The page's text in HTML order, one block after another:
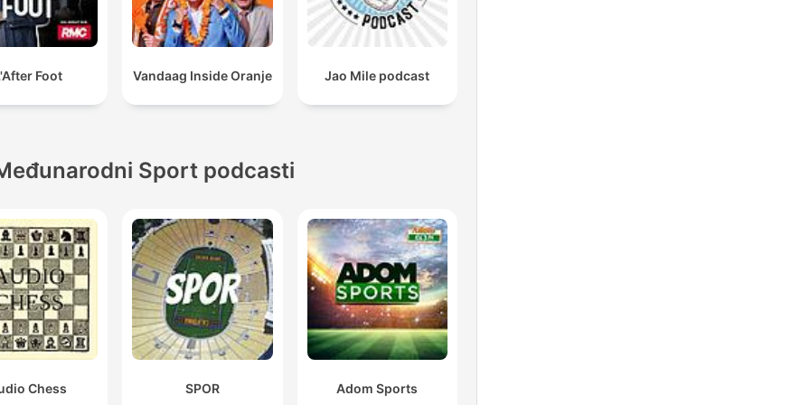
Foot Vandaag Inside Oranje Jao Mile podcast
Sport podcasti
Chess SPOR Adom Sports